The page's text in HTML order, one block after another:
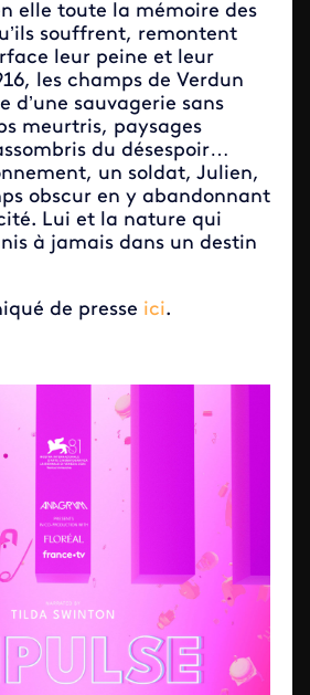
elle toute la mémoire des
souffrent, remontent
leur peine et leur
les champs de Verdun
d’une sauvagerie sans
meurtris, paysages
du désespoir…
un soldat, Julien,
obscur en y abandonnant
Lui et la nature qui
à jamais dans un destin
de presse ici.